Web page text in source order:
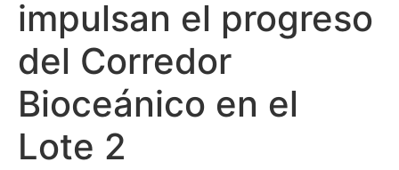
impulsan el progreso
del Corredor
Bioceánico en el
Lote 2